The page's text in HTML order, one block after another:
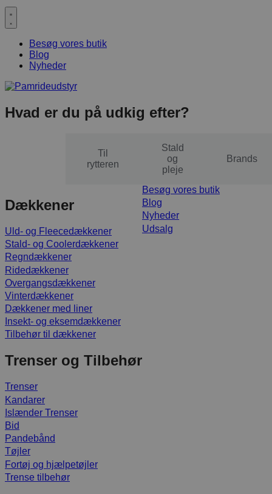
Besøg vores butik
Blog
Nyheder
Hvad er du på udkig efter?
Til
rytteren
Stald
og
pleje
Brands
Dækkener
Uld- og Fleecedækkener
Stald- og Coolerdækkener
Regndækkener
Ridedækkener
Overgangsdækkener
Vinterdækkener
Dækkener med liner
Insekt- og eksemdækkener
Tilbehør til dækkener
Trenser og Tilbehør
Trenser
Kandarer
Islænder Trenser
Bid
Pandebånd
Tøjler
Fortøj og hjælpetøjler
Trense tilbehør
Besøg vores butik
Blog
Nyheder
Udsalg